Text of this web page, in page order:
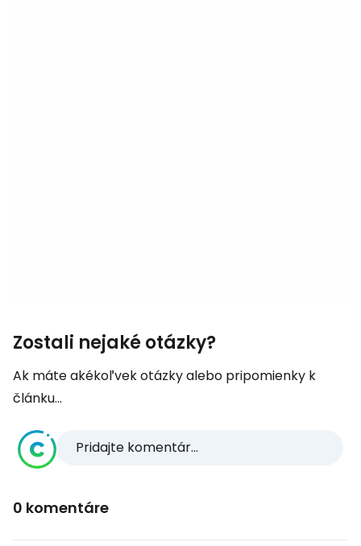
Zostali nejaké otázky?
Ak máte akékoľvek otázky alebo pripomienky k
článku...
Pridajte komentár...
0 komentáre